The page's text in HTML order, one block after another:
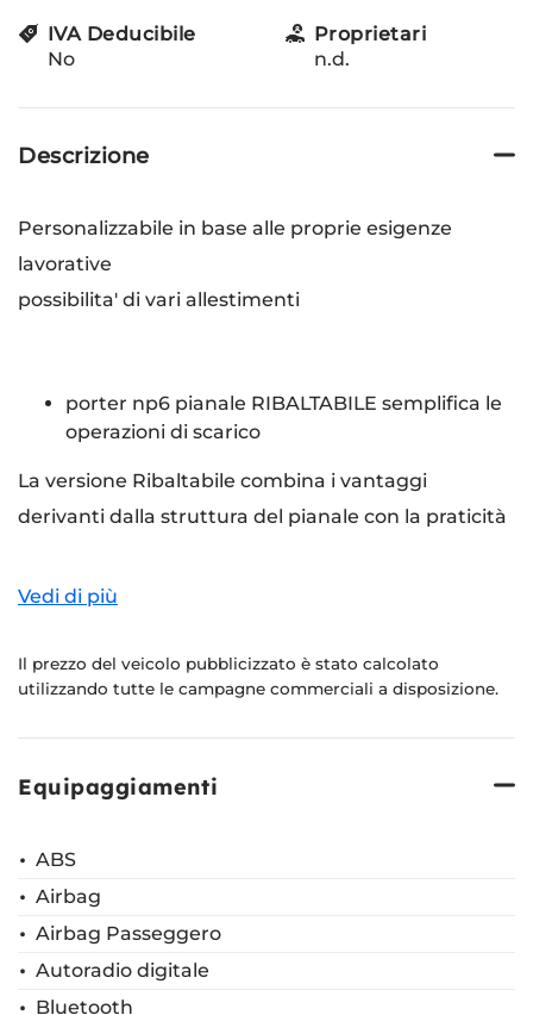
IVA Deducibile
No
Proprietari
n.d.
Descrizione
Personalizzabile in base alle proprie esigenze
lavorative
possibilita' di vari allestimenti
porter np6 pianale RIBALTABILE semplifica le
operazioni di scarico
La versione Ribaltabile combina i vantaggi
derivanti dalla struttura del pianale con la praticità
45°. Ideale per il trasporto e lo scarico di merci sfuse
meglio soddisfa le esigenze delle piccole e medio
imprese che lavorano nel campo dell’edilizia.
bz/gpl
finanziamenti personalizzati
la possibilità di combinare versioni a passo corto o
lungo con ponte posteriore a
Vedi di più
Il prezzo del veicolo pubblicizzato è stato calcolato
utilizzando tutte le campagne commerciali a disposizione.
Equipaggiamenti
ABS
Airbag
Airbag Passeggero
Autoradio digitale
Bluetooth